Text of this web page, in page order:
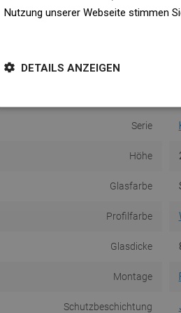
jedermann.
Serie
Höhe
Glasfarbe
Profilfarbe
Glasdicke
Montage
Schutzbeschichtung
Nutzung unserer Webseite stimmen
DETAILS ANZEIGEN